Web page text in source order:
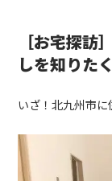
［お宅探
しを知りた
いざ！北九州市に